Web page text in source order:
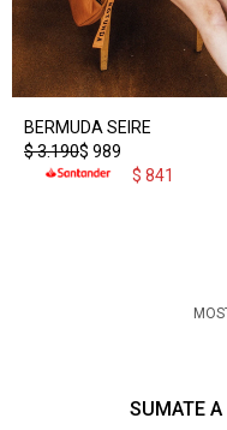
BERMUDA SEIRE
$ 989
$3.190
$ 841
SUMATE A